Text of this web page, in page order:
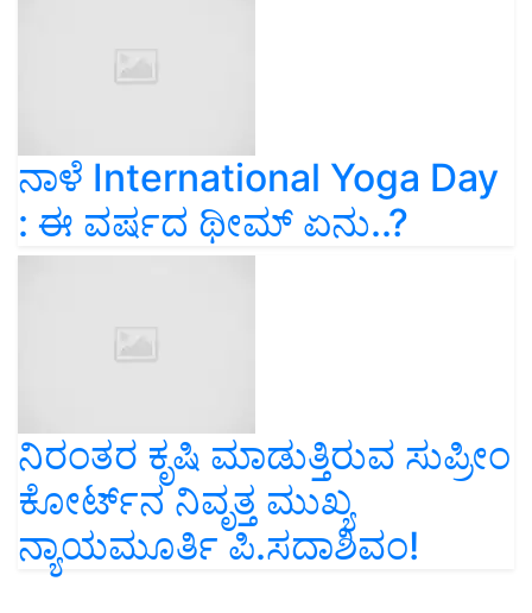
ನಾಳೆ International Yoga Day
: ಈ ವರ್ಷದ ಥೀಮ್‌ ಏನು..?
ನಿರಂತರ ಕೃಷಿ ಮಾಡುತ್ತಿರುವ ಸುಪ್ರೀಂ
ಕೋರ್ಟ್‌ನ ನಿವೃತ್ತ ಮುಖ್ಯ
ನ್ಯಾಯಮೂರ್ತಿ ಪಿ.ಸದಾಶಿವಂ!